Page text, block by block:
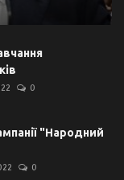
0
"Народний
0